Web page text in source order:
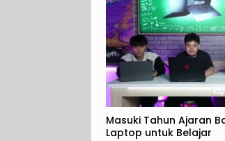
Masuki Tahun Ajaran
Laptop untuk Belajar